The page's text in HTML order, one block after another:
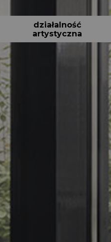
działalność
artystyczna